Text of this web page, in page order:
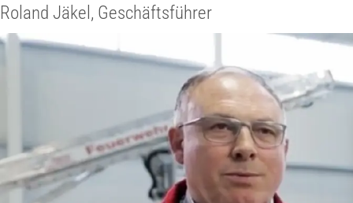
Roland Jäkel, Geschäftsführer